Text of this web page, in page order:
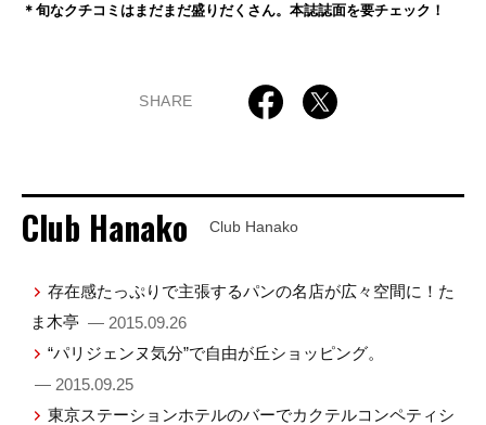
＊旬なクチコミはまだまだ盛りだくさん。本誌誌面を要チェック！
SHARE
Club Hanako Club Hanako
存在感たっぷりで主張するパンの名店が広々空間に！た
ま木亭 — 2015.09.26
“パリジェンヌ気分”で自由が丘ショッピング。
— 2015.09.25
東京ステーションホテルのバーでカクテルコンペティシ